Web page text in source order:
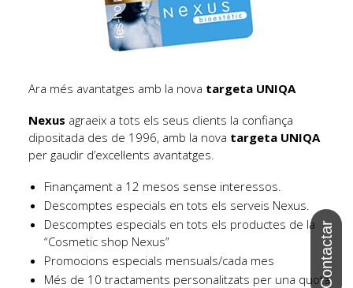
Ara més avantatges amb la nova targeta UNIQA
Nexus agraeix a tots els seus clients la confiança
dipositada des de 1996, amb la nova targeta UNIQA
per gaudir d’excel·lents avantatges.
Finançament a 12 mesos sense interessos.
Descomptes especials en tots els serveis Nexus.
Descomptes especials en tots els productes de la
“Cosmetic shop Nexus”
Promocions especials mensuals/cada mes
Més de 10 tractaments personalitzats per una quota